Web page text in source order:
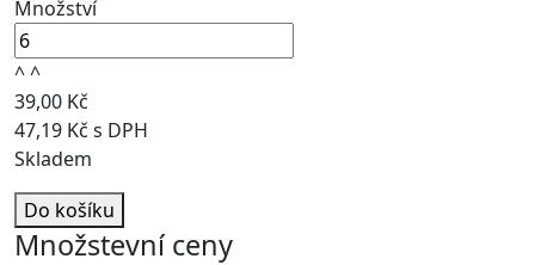
Množství
^^
39,00 Kč
47,19 Kč s DPH
Skladem
Do košíku
Množstevní ceny